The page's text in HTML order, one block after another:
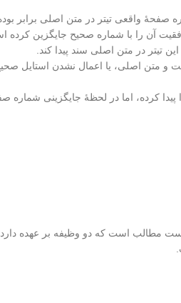
واقعی تیتر در متن اصلی برابر
آن را با شماره صحیح جایگزین کرده
تیتر در متن اصلی سند پیدا کند.
و متن اصلی، یا اعمال نشدن استایل
پیدا کرده، اما در لحظهٔ جایگزینی
مطالب است که دو وظیفه بر عهده